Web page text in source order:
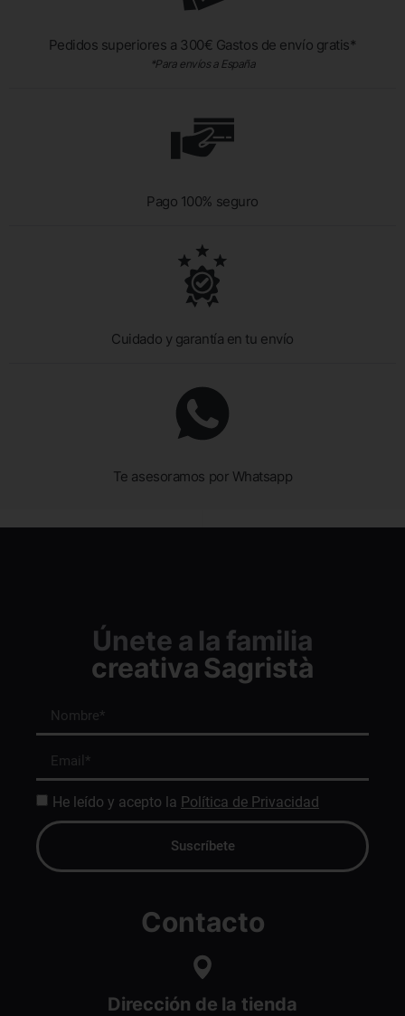
Pedidos superiores a 300€ Gastos de envío gratis*
*Para envíos a España
Pago 100% seguro
Cuidado y garantía en tu envío
Te asesoramos por Whatsapp
Únete a la familia
creativa Sagristà
He leído y acepto la Política de Privacidad
Suscríbete
Contacto
Dirección de la tienda